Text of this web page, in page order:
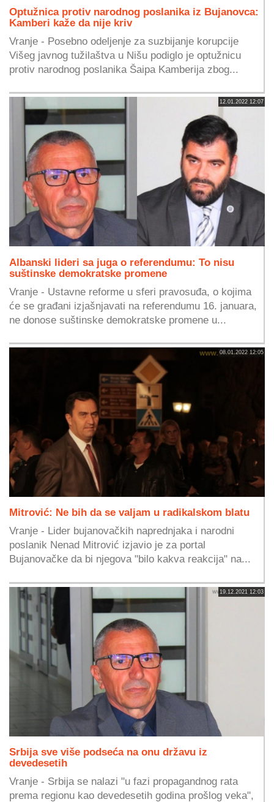
Optužnica protiv narodnog poslanika iz Bujanovca:
Kamberi kaže da nije kriv
Vranje - Posebno odeljenje za suzbijanje korupcije
Višeg javnog tužilaštva u Nišu podiglo je optužnicu
protiv narodnog poslanika Šaipa Kamberija zbog...
12.01.2022 12:07
Albanski lideri sa juga o referendumu: To nisu
suštinske demokratske promene
Vranje - Ustavne reforme u sferi pravosuđa, o kojima
će se građani izjašnjavati na referendumu 16. januara,
ne donose suštinske demokratske promene u...
08.01.2022 12:05
Mitrović: Ne bih da se valjam u radikalskom blatu
Vranje - Lider bujanovačkih naprednjaka i narodni
poslanik Nenad Mitrović izjavio je za portal
Bujanovačke da bi njegova "bilo kakva reakcija" na...
19.12.2021 12:03
Srbija sve više podseća na onu državu iz
devedesetih
Vranje - Srbija se nalazi "u fazi propagandnog rata
prema regionu kao devedesetih godina prošlog veka",